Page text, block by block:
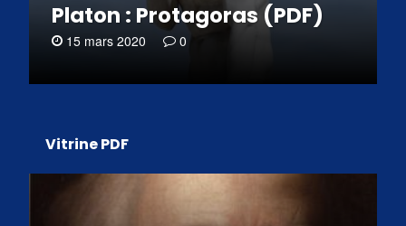
Platon : Protagoras (PDF)
15 mars 2020 0
Vitrine PDF